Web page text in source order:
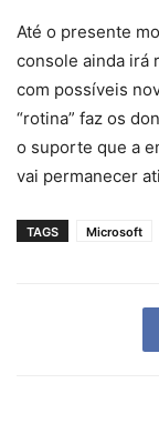
Até o presente
console ainda irá
com possíveis
“rotina” faz os
o suporte que a
vai permanecer
TAGS Microsoft